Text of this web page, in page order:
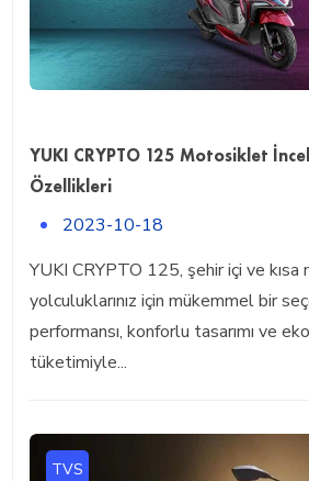
YUKI CRYPTO 125 Motosiklet
Özellikleri
2023-10-18
YUKI CRYPTO 125, şehir içi ve kısa
yolculuklarınız için mükemmel bir
performansı, konforlu tasarımı ve
tüketimiyle...
TVS